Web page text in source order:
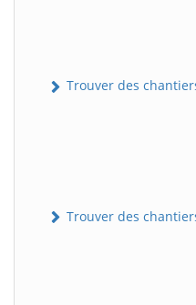
Trouver des
Trouver des